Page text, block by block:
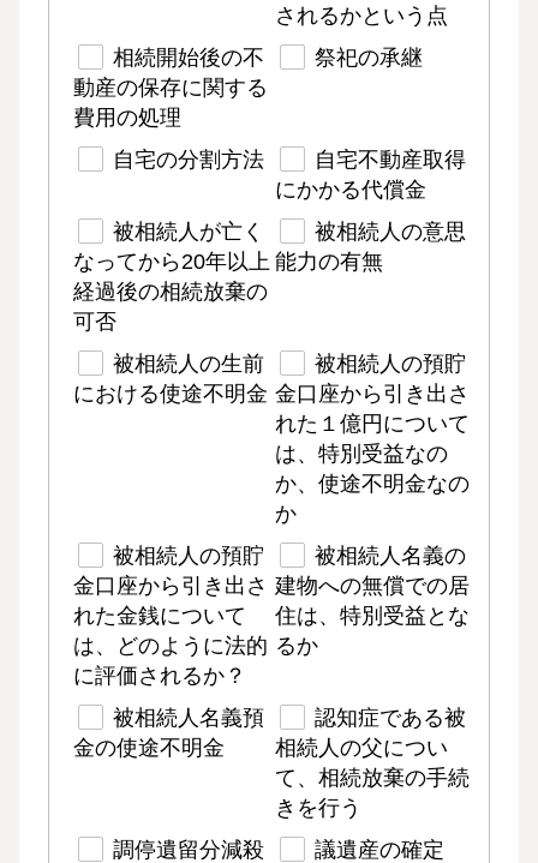
されるかという点
相続開始後の不
動産の保存に関する
費用の処理
祭祀の承継
自宅の分割方法
自宅不動産取得
にかかる代償金
被相続人が亡く
なってから20年以上
経過後の相続放棄の
可否
被相続人の意思
能力の有無
被相続人の生前
における使途不明金
被相続人の預貯
金口座から引き出さ
れた１億円について
は、特別受益なの
か、使途不明金なの
か
被相続人の預貯
金口座から引き出さ
れた金銭について
は、どのように法的
に評価されるか？
被相続人名義の
建物への無償での居
住は、特別受益とな
るか
被相続人名義預
金の使途不明金
認知症である被
相続人の父につい
て、相続放棄の手続
きを行う
調停遺留分減殺
議遺産の確定